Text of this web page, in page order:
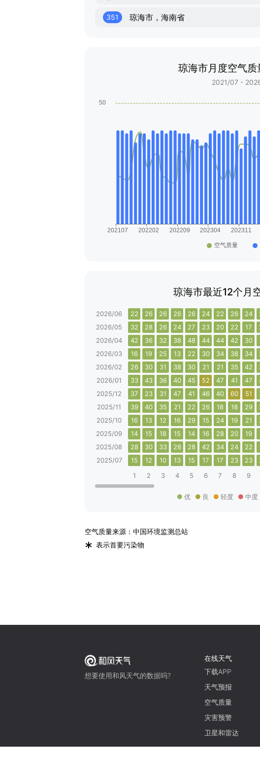
351 琼海市，海南省
琼海市月度空气质
2021/07 -
琼海市最近12个月
2026/06 22 26 26 26 26 24 22 26 24
2026/05
32 28 26 24 27 23 20 22 17
2026/04
42 36 32 38 48 44 44 42 30
2026/03
16 19 25 13 22 30 34 38 34
2026/02
26 30 31 38 30 21 21 35 42
2026/01
33 43 36 40 45 52 47 41 47
2025/12
37 23 31 47 41 46 40 60 51
2025/11
39 40 35 21 22 26 18 18 29
2025/10
16 13 12 16 29 15 24 19 21
2025/09
14 15 18 15 14 16 28 20 19
2025/08
28 30 33 28 28 42 34 24 22
2025/07
15 12 10 13 15 17 17 23 23
1
2 3 4 5 6 7 8 9
优 良 轻度 中度
空气质量来源：中国环境监测总站
* 表示首要污染物
想要使用和风天气的数据吗?
在线天气
下载APP
天气预报
空气质量
灾害预警
卫星和雷达